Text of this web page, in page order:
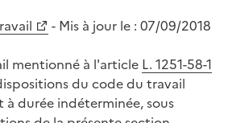
- Mis à jour le : 07/09/2018
mentionné à l'article L. 1251-58-1
du code du travail
durée indéterminée, sous